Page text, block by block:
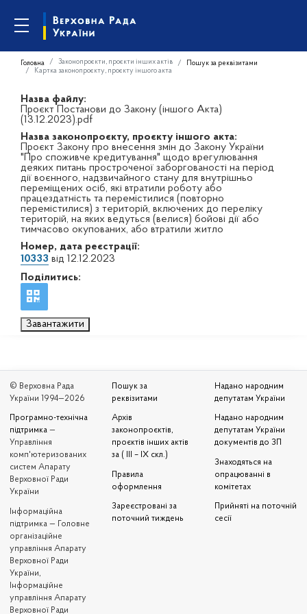
Головна Законопроєкти, проєкти інших актів
Пошук за реквізитами
Картка законопроєкту, проєкту іншого акта
Назва файлу:
Проєкт Постанови до Закону (іншого Акта)
(13.12.2023).pdf
Назва законопроєкту, проєкту іншого акта:
Проєкт Закону про внесення змін до Закону України
"Про споживче кредитування" щодо врегулювання
деяких питань простроченої заборгованості на період
дії воєнного, надзвичайного стану для внутрішньо
переміщених осіб, які втратили роботу або
працездатність та перемістилися (повторно
перемістилися) з територій, включених до переліку
територій, на яких ведуться (велися) бойові дії або
тимчасово окупованих, або втратили житло
Номер, дата реєстрації:
10333 від 12.12.2023
Поділитись:
Завантажити
© Верховна Рада
України 1994—2026
Програмно-технічна
підтримка —
Управління
комп'ютеризованих
систем Апарату
Верховної Ради
України
Iнформаційна
підтримка — Головне
організаційне
управління Апарату
Верховної Ради
України,
Інформаційне
управління Апарату
Верховної Ради
Пошук за
реквізитами
Архів
законопроєктів,
проєктів інших актів
за ( III – IX скл.)
Правила
оформлення
Зареєстровані за
поточний тиждень
Надано народним
депутатам України
Надано народним
депутатам України
документів до ЗП
Знаходяться на
опрацюванні в
комітетах
Прийняті на поточній
сесії